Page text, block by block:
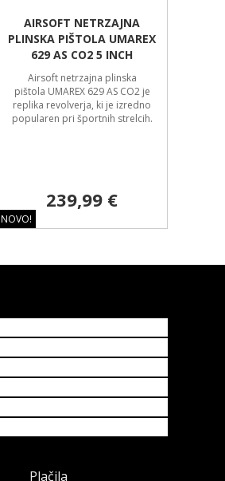
NOVO!
AIRSOFT NETRZAJNA
PLINSKA PIŠTOLA UMAREX
629 AS CO2 5 INCH
Airsoft netrzajna plinska
pištola UMAREX 629 AS CO2 je
replika revolverja, ki je izredno
popularen pri športnih strelcih.
239,99 €
Plačila